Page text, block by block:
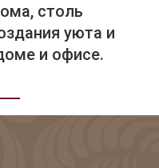
столь
уюта и
и офисе.